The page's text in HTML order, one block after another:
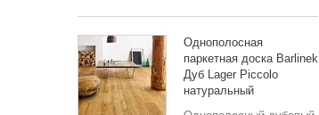
Однополосная
паркетная доска Barlinek
Дуб Lager Piccolo
натуральный